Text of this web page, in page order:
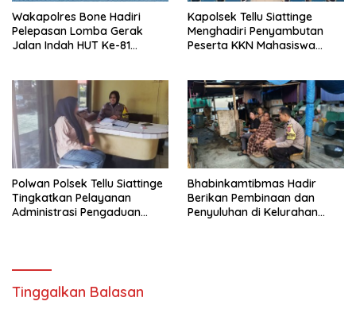
Wakapolres Bone Hadiri
Pelepasan Lomba Gerak
Jalan Indah HUT Ke-81
Kapolsek Tellu Siattinge
Menghadiri Penyambutan
Peserta KKN Mahasiswa
Siattinge
Polwan Polsek Tellu Siattinge
Tingkatkan Pelayanan
Administrasi Pengaduan
Bhabinkamtibmas Hadir
Berikan Pembinaan dan
Penyuluhan di Kelurahan
Tinggalkan Balasan